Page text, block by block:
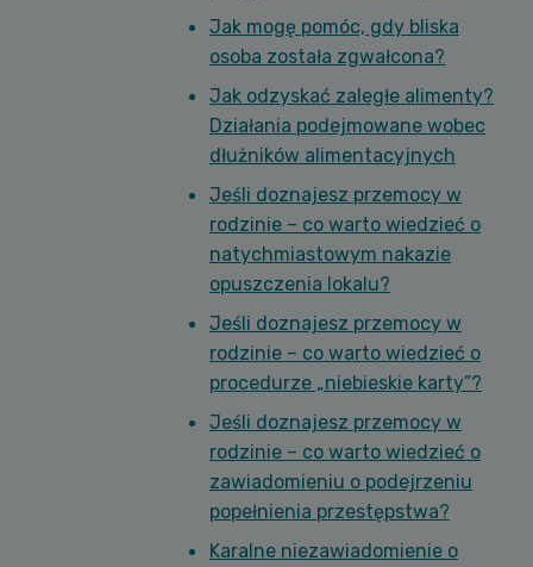
Jak mogę pomóc, gdy bliska
osoba została zgwałcona?
Jak odzyskać zaległe alimenty?
Działania podejmowane wobec
dłużników alimentacyjnych
Jeśli doznajesz przemocy w
rodzinie – co warto wiedzieć o
natychmiastowym nakazie
opuszczenia lokalu?
Jeśli doznajesz przemocy w
rodzinie – co warto wiedzieć o
procedurze „niebieskie karty”?
Jeśli doznajesz przemocy w
rodzinie – co warto wiedzieć o
zawiadomieniu o podejrzeniu
popełnienia przestępstwa?
Karalne niezawiadomienie o